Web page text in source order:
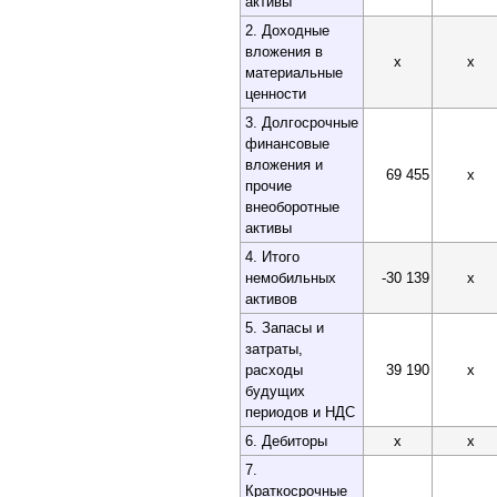
2. Доходные
вложения в
материальные
ценности
x x
3. Долгосрочные
финансовые
вложения и
прочие
внеоборотные
активы
69 455 x
4. Итого
немобильных
активов
-30 139 x
5. Запасы и
затраты,
расходы
будущих
периодов и НДС
39 190 x
6. Дебиторы x
x
7.
Краткосрочные